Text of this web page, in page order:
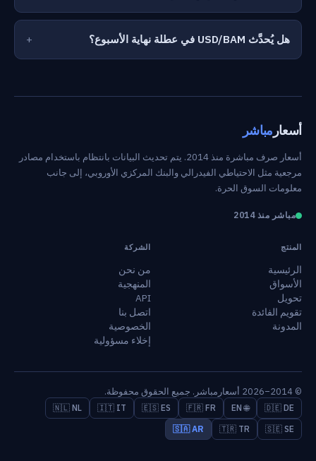
هل يُحدَّث USD/BAM في عطلة نهاية الأسبوع؟
أسعار مباشر
أسعار صرف مباشرة منذ 2014. يتم تحديث البيانات بانتظام باستخدام مصادر
مرجعية مثل الاحتياطي الفيدرالي والبنك المركزي الأوروبي، إلى جانب
معلومات السوق الحرة.
مباشر منذ 2014
المنتج
الرئيسية
الأسواق
تحويل
تقويم الفائدة
المدونة
الشركة
من نحن
المنهجية
API
اتصل بنا
الخصوصية
إخلاء مسؤولية
© 2014–2026 أسعارمباشر. جميع الحقوق محفوظة.
🇩🇪 DE
🌐 EN
🇫🇷 FR
🇪🇸 ES
🇮🇹 IT
🇳🇱 NL
🇸🇪 SE
🇹🇷 TR
🇸🇦 AR